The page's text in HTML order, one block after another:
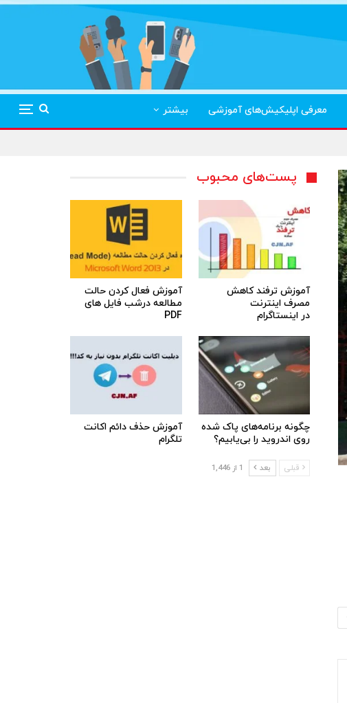
معرفی اپلیکیش‌های آموزشی بیشتر
پست‌های محبوب
آموزش ترفند کاهش
مصرف اینترنت
در اینستاگرام
آموزش فعال کردن حالت
مطالعه درشب فایل های
PDF
چگونه برنامه‌های پاک شده
روی اندروید را بی‌یابیم؟
آموزش حذف دائم اکانت
تلگرام
قبلی بعد 1 از 1,446